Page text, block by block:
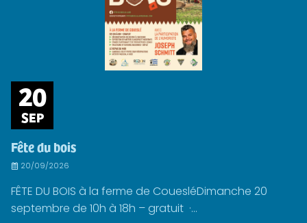
20
SEP
Fête du bois
20/09/2026
FÊTE DU BOIS à la ferme de CouesléDimanche 20
septembre de 10h à 18h – gratuit ·...